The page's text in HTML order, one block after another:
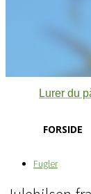
Lurer du
FORSIDE
Fugler